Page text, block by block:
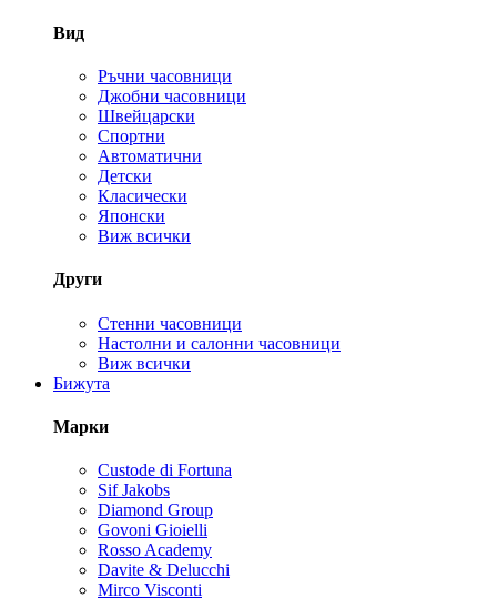
Вид
Ръчни часовници
Джобни часовници
Швейцарски
Спортни
Автоматични
Детски
Класически
Японски
Виж всички
Други
Стенни часовници
Настолни и салонни часовници
Виж всички
Бижута
Марки
Custode di Fortuna
Sif Jakobs
Diamond Group
Govoni Gioielli
Rosso Academy
Davite & Delucchi
Mirco Visconti